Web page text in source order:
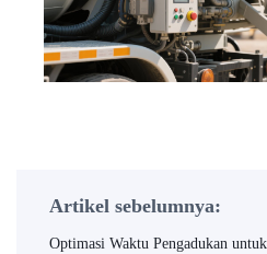
Artikel sebelumnya:
Optimasi Waktu Pengadukan